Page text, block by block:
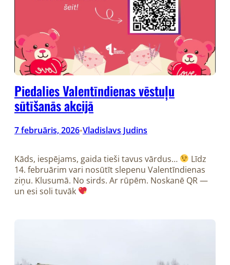
Piedalies Valentīndienas vēstuļu
sūtīšanās akcijā
7 februāris, 2026•Vladislavs Judins
Kāds, iespējams, gaida tieši tavus vārdus…
Līdz
14. februārim vari nosūtīt slepenu Valentīndienas
ziņu. Klusumā. No sirds. Ar rūpēm. Noskanē QR —
un esi soli tuvāk